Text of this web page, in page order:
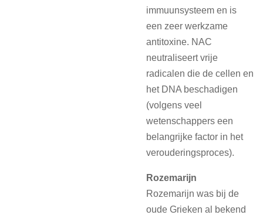
immuunsysteem en is
een zeer werkzame
antitoxine. NAC
neutraliseert vrije
radicalen die de cellen en
het DNA beschadigen
(volgens veel
wetenschappers een
belangrijke factor in het
verouderingsproces).
Rozemarijn
Rozemarijn was bij de
oude Grieken al bekend